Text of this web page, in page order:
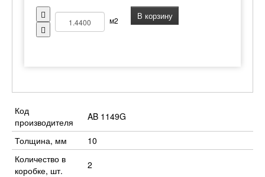
м2 В корзину
Код
производителя
AB 1149G
Толщина, мм
10
Количество в
коробке, шт.
2